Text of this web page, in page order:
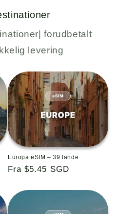
forudbetalt
levering
Europa eSIM – 39 lande
Almindelig
Fra $5.45 SGD